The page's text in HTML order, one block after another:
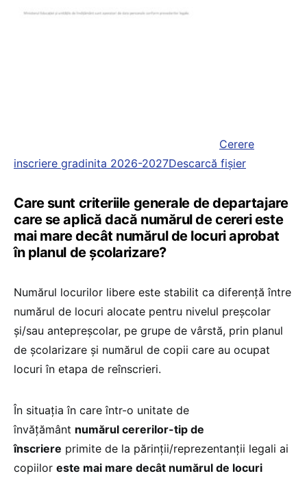
Cerere
inscriere gradinita 2026-2027Descarcă fișier
Care sunt criteriile generale de departajare
care se aplică dacă numărul de cereri este
mai mare decât numărul de locuri aprobat
în planul de școlarizare?
Numărul locurilor libere este stabilit ca diferență între
numărul de locuri alocate pentru nivelul preșcolar
și/sau antepreșcolar, pe grupe de vârstă, prin planul
de școlarizare și numărul de copii care au ocupat
locuri în etapa de reînscrieri.
În situația în care într-o unitate de
învățământ numărul cererilor-tip de
înscriere primite de la părinții/reprezentanții legali ai
copiilor este mai mare decât numărul de locuri